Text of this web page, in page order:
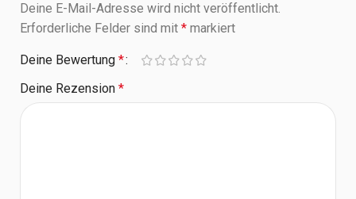
Deine E-Mail-Adresse wird nicht veröffentlicht.
Erforderliche Felder sind mit * markiert
Deine Bewertung *
Deine Rezension *